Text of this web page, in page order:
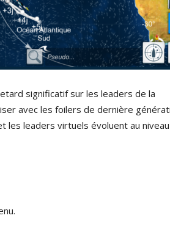
significatif sur les leaders de la
avec les foilers de dernière
les leaders virtuels évoluent au